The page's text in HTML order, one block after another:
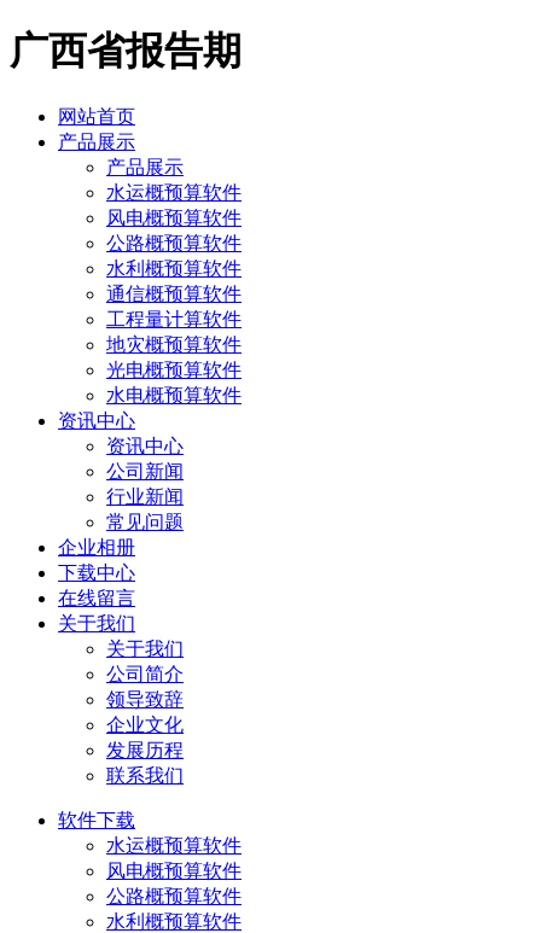
广西省报告期
网站首页
产品展示
产品展示
水运概预算软件
风电概预算软件
公路概预算软件
水利概预算软件
通信概预算软件
工程量计算软件
地灾概预算软件
光电概预算软件
水电概预算软件
资讯中心
资讯中心
公司新闻
行业新闻
常见问题
企业相册
下载中心
在线留言
关于我们
关于我们
公司简介
领导致辞
企业文化
发展历程
联系我们
软件下载
水运概预算软件
风电概预算软件
公路概预算软件
水利概预算软件